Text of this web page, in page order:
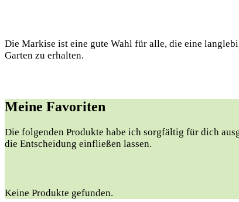
Die Markise ist eine gute Wahl für alle, die eine
Garten zu erhalten.
Meine Favoriten
Die folgenden Produkte habe ich sorgfältig für dich
die Entscheidung einfließen lassen.
Keine Produkte gefunden.